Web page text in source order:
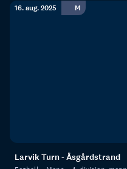
16. aug. 2025 M
Larvik Turn - Åsgårdstrand